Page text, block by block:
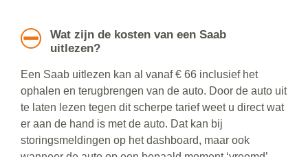
Wat zijn de kosten van een Saab
uitlezen?
Een Saab uitlezen kan al vanaf € 66 inclusief het
ophalen en terugbrengen van de auto. Door de auto uit
te laten lezen tegen dit scherpe tarief weet u direct wat
er aan de hand is met de auto. Dat kan bij
storingsmeldingen op het dashboard, maar ook